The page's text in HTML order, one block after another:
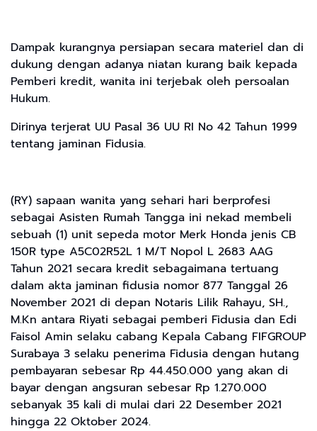
Dampak kurangnya persiapan secara materiel dan di
dukung dengan adanya niatan kurang baik kepada
Pemberi kredit, wanita ini terjebak oleh persoalan
Hukum.
Dirinya terjerat UU Pasal 36 UU RI No 42 Tahun 1999
tentang jaminan Fidusia.
(RY) sapaan wanita yang sehari hari berprofesi
sebagai Asisten Rumah Tangga ini nekad membeli
sebuah (1) unit sepeda motor Merk Honda jenis CB
150R type A5C02R52L 1 M/T Nopol L 2683 AAG
Tahun 2021 secara kredit sebagaimana tertuang
dalam akta jaminan fidusia nomor 877 Tanggal 26
November 2021 di depan Notaris Lilik Rahayu, SH.,
M.Kn antara Riyati sebagai pemberi Fidusia dan Edi
Faisol Amin selaku cabang Kepala Cabang FIFGROUP
Surabaya 3 selaku penerima Fidusia dengan hutang
pembayaran sebesar Rp 44.450.000 yang akan di
bayar dengan angsuran sebesar Rp 1.270.000
sebanyak 35 kali di mulai dari 22 Desember 2021
hingga 22 Oktober 2024.